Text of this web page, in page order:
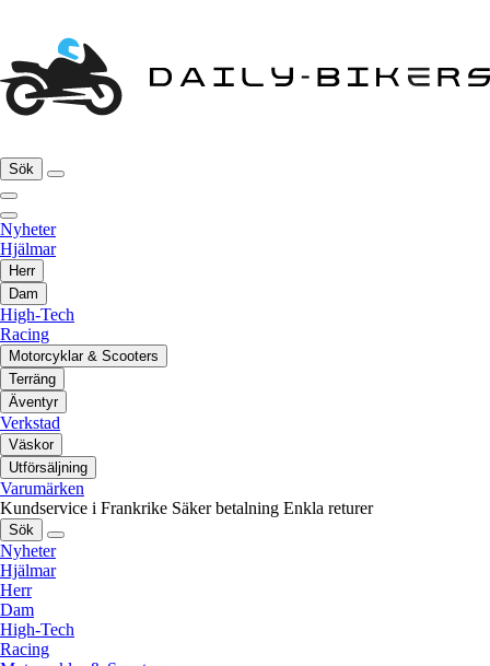
Sök
Nyheter
Hjälmar
Herr
Dam
High-Tech
Racing
Motorcyklar & Scooters
Terräng
Äventyr
Verkstad
Väskor
Utförsäljning
Varumärken
Kundservice i Frankrike Säker betalning Enkla returer
Sök
Nyheter
Hjälmar
Herr
Dam
High-Tech
Racing